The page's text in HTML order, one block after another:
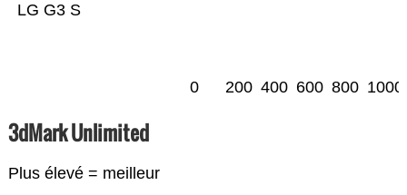
LG G3 S
0 200 400 600 800 1000
3dMark Unlimited
Plus élevé = meilleur